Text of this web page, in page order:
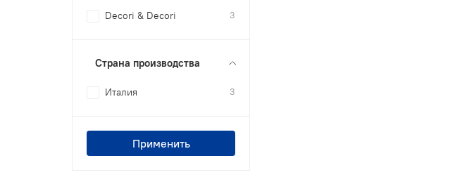
Decori & Decori 3
Страна производства
Италия 3
Применить